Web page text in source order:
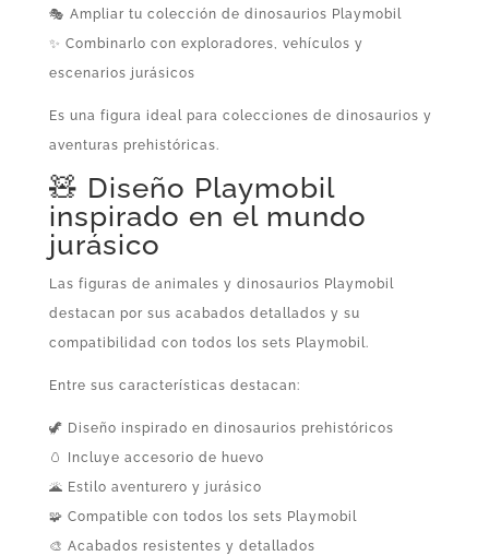
🎭 Ampliar tu colección de dinosaurios Playmobil
✨ Combinarlo con exploradores, vehículos y
escenarios jurásicos
Es una figura ideal para colecciones de dinosaurios y
aventuras prehistóricas.
🧸 Diseño Playmobil
inspirado en el mundo
jurásico
Las figuras de animales y dinosaurios Playmobil
destacan por sus acabados detallados y su
compatibilidad con todos los sets Playmobil.
Entre sus características destacan:
🦖 Diseño inspirado en dinosaurios prehistóricos
🥚 Incluye accesorio de huevo
🌋 Estilo aventurero y jurásico
🧩 Compatible con todos los sets Playmobil
🎨 Acabados resistentes y detallados